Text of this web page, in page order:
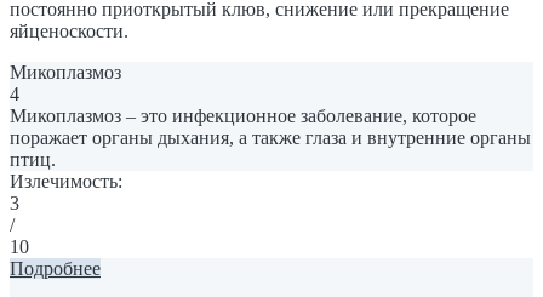
постоянно приоткрытый клюв, снижение или прекращение
яйценоскости.
Микоплазмоз
4
Микоплазмоз – это инфекционное заболевание, которое
поражает органы дыхания, а также глаза и внутренние органы
птиц.
Излечимость:
3
/
10
Подробнее